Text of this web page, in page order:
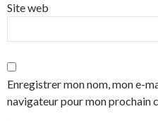
Site web
Enregistrer mon nom, mon e-
navigateur pour mon prochain